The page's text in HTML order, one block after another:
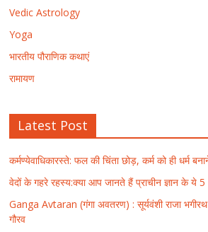
Vedic Astrology
Yoga
भारतीय पौराणिक कथाएं
रामायण
Latest Post
कर्मण्येवाधिकारस्ते: फल की चिंता छोड़, कर्म को ही धर्म
वेदों के गहरे रहस्य:क्या आप जानते हैं प्राचीन ज्ञान के ये
Ganga Avtaran (गंगा अवतरण) : सूर्यवंशी राजा
गौरव